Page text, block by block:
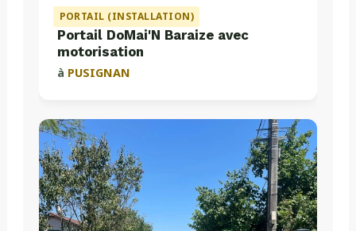
PORTAIL (INSTALLATION)
Portail DoMai'N Baraize avec
motorisation
à PUSIGNAN